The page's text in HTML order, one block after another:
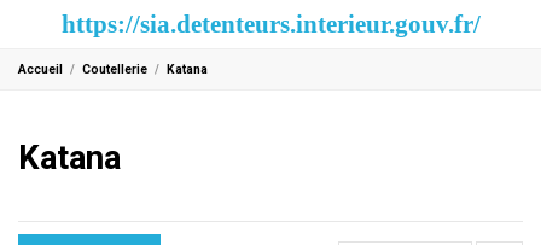
https://sia.detenteurs.interieur.gouv.fr/
Accueil Coutellerie Katana
Katana